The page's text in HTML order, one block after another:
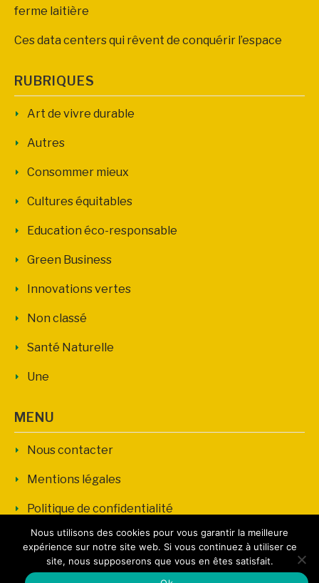
ferme laitière
Ces data centers qui rêvent de conquérir l’espace
RUBRIQUES
Art de vivre durable
Autres
Consommer mieux
Cultures équitables
Education éco-responsable
Green Business
Innovations vertes
Non classé
Santé Naturelle
Une
MENU
Nous contacter
Mentions légales
Politique de confidentialité
Copyright © PM Consommer Propre | Tous droits réservés.
Nous utilisons des cookies pour vous garantir la meilleure
expérience sur notre site web. Si vous continuez à utiliser ce
site, nous supposerons que vous en êtes satisfait.